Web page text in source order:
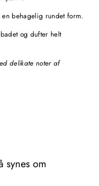
behagelig rundet form.
og dufter helt
delikate noter af
synes om